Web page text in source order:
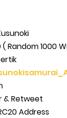
Random 1000
& Retweet
Address